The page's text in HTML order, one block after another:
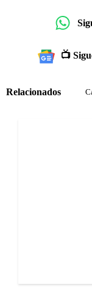
📺
Relacionados